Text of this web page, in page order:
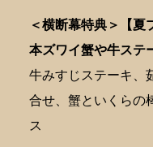
＜横断幕特典＞【夏
本ズワイ蟹や牛ステ
牛みすじステーキ、
合せ、蟹といくらの
ス